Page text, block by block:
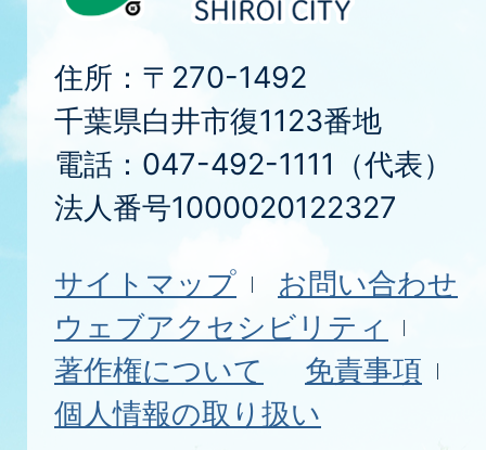
住所：〒270-1492
千葉県白井市復1123番地
電話：047-492-1111（代表）
法人番号1000020122327
サイトマップ
お問い合わせ
ウェブアクセシビリティ
著作権について
免責事項
個人情報の取り扱い